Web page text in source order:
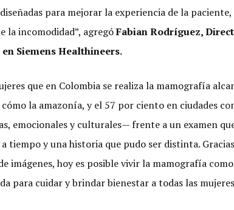
para mejorar la experiencia de la
la incomodidad”, agregóFabian Rodríguez,
Siemens Healthineers.
que en Colombia se realiza la mamografía
la amazonía, y el 57 por ciento en ciudades
emocionales y culturales— frente a un examen
tiempo y una historia que pudo ser distinta.
imágenes, hoy es posible vivir la mamografía
para cuidar y brindar bienestar a todas las